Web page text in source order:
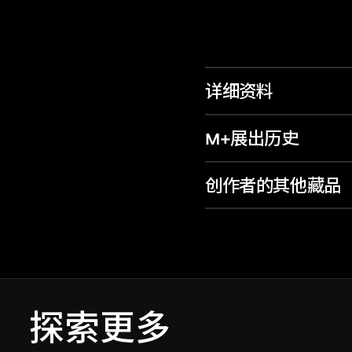
详细资料
M+展出历史
创作者的其他藏品
探索更多